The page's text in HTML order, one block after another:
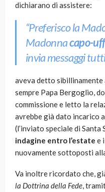
dichiarano di assistere:
“Preferisco la
Madonnacapo-
invia messaggi
aveva detto
sempre Papa Bergoglio,
commissione e letto la
avrebbe già dato incarico
(l’inviato speciale di Santa
indagine entro l’estate e
nuovamente sottoposti
Va inoltre ricordato che,
la Dottrina della Fede,